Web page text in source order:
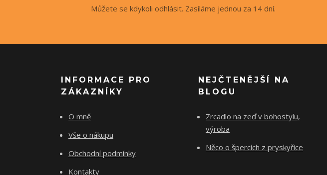
Můžete se kdykoli odhlásit. Zasíláme jednou za 14 dní.
INFORMACE PRO
ZÁKAZNÍKY
O mně
Vše o nákupu
Obchodní podmínky
Kontakty
NEJČTENĚJŠÍ NA
BLOGU
Zrcadlo na zeď v bohostylu,
výroba
Něco o špercích z pryskyřice